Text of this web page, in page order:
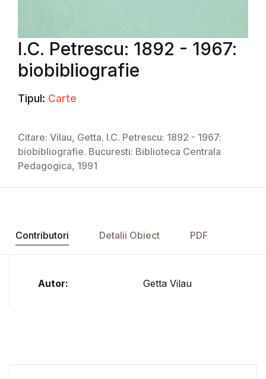
I.C. Petrescu: 1892 - 1967:
biobibliografie
Tipul: Carte
Citare: Vilau, Getta. I.C. Petrescu: 1892 - 1967:
biobibliografie. Bucuresti: Biblioteca Centrala
Pedagogica, 1991
Contributori Detalii Obiect PDF
Autor: Getta Vilau